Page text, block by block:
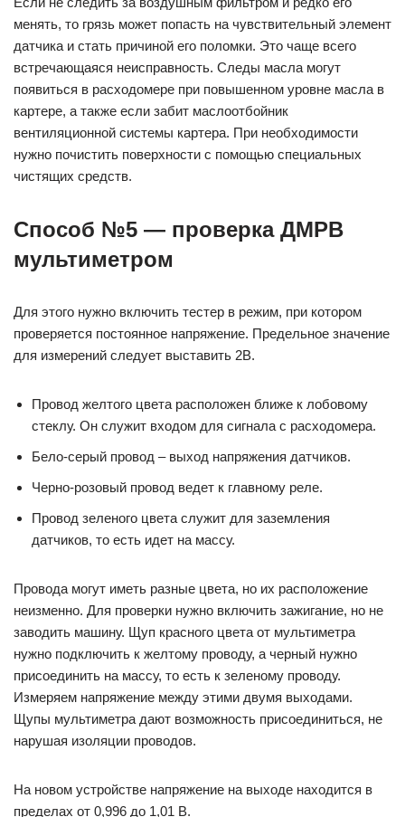
менять, то грязь может попасть на чувствительный элемент
датчика и стать причиной его поломки. Это чаще всего
встречающаяся неисправность. Следы масла могут
появиться в расходомере при повышенном уровне масла в
картере, а также если забит маслоотбойник
вентиляционной системы картера. При необходимости
нужно почистить поверхности с помощью специальных
чистящих средств.
Способ №5 — проверка ДМРВ
мультиметром
Для этого нужно включить тестер в режим, при котором
проверяется постоянное напряжение. Предельное значение
для измерений следует выставить 2В.
Провод желтого цвета расположен ближе к лобовому
стеклу. Он служит входом для сигнала с расходомера.
Бело-серый провод – выход напряжения датчиков.
Черно-розовый провод ведет к главному реле.
Провод зеленого цвета служит для заземления
датчиков, то есть идет на массу.
Провода могут иметь разные цвета, но их расположение
неизменно. Для проверки нужно включить зажигание, но не
заводить машину. Щуп красного цвета от мультиметра
нужно подключить к желтому проводу, а черный нужно
присоединить на массу, то есть к зеленому проводу.
Измеряем напряжение между этими двумя выходами.
Щупы мультиметра дают возможность присоединиться, не
нарушая изоляции проводов.
На новом устройстве напряжение на выходе находится в
пределах от 0,996 до 1,01 В.